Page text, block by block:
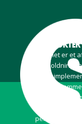
Sparnet er et
har vi
såsom
luftkølere,
extenders. Vi
personlig